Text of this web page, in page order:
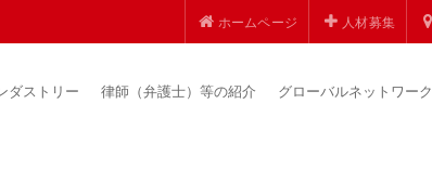
ホームページ 人材募集
ダストリー 律師（弁護士）等の紹介 グローバルネットワーク